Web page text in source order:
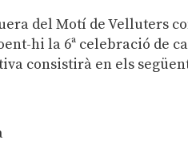
del Motí de Velluters
hi la 6ª celebració de
consistirà en els